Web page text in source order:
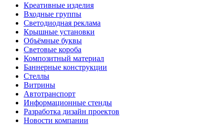
Креативные изделия
Входные группы
Светодиодная реклама
Крышные установки
Объёмные буквы
Световые короба
Композитный материал
Баннерные конструкции
Стеллы
Витрины
Автотранспорт
Информационные стенды
Разработка дизайн проектов
Новости компании